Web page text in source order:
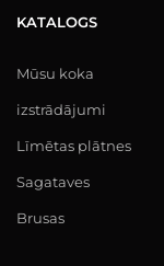
KATALOGS
Mūsu koka
izstrādājumi
Līmētas plātnes
Sagataves
Brusas